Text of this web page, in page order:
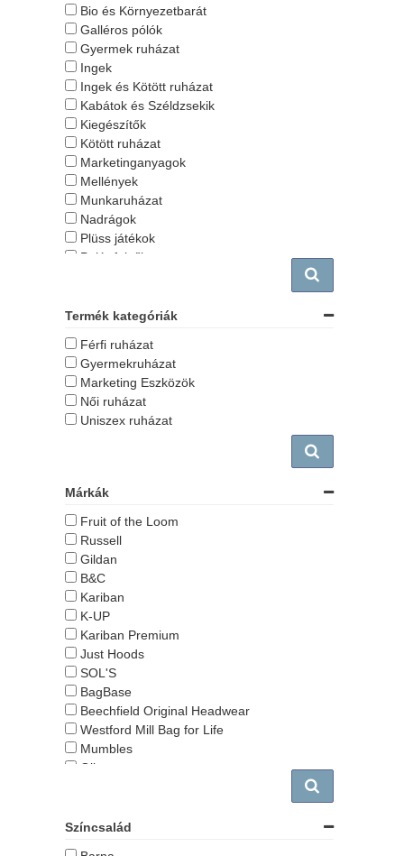
Bio és Környezetbarát
Galléros pólók
Gyermek ruházat
Ingek
Ingek és Kötött ruházat
Kabátok és Széldzsekik
Kiegészítők
Kötött ruházat
Marketinganyagok
Mellények
Munkaruházat
Nadrágok
Plüss játékok
Polár felsők
Sapkák
Speciális ruházat és eszköz
Sportruházat
Táskák
Törölközők
Vendéglátás és Egészségügy
Termék kategóriák
Férfi ruházat
Gyermekruházat
Marketing Eszközök
Női ruházat
Uniszex ruházat
Márkák
Fruit of the Loom
Russell
Gildan
B&C
Kariban
K-UP
Kariban Premium
Just Hoods
SOL'S
BagBase
Beechfield Original Headwear
Westford Mill Bag for Life
Mumbles
Olima
Anvil
Színcsalád